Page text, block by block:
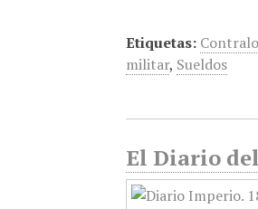
Etiquetas:
militar, Sueldos
El Diario